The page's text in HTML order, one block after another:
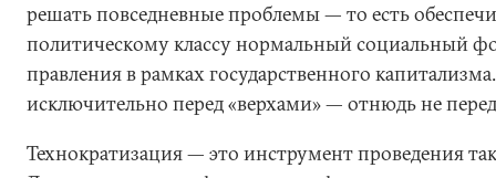
решать повседневные проблемы — то есть
политическому классу нормальный социальный
правления в рамках государственного
исключительно перед «верхами» — отнюдь не
Технократизация — это инструмент проведения